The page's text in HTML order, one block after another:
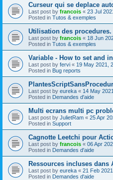
Curseur qui se deplace
Last post by francois « 23 Jul
Posted in Tutos & exemples
Utilisation des procedures.
Last post by francois « 18 Jun
Posted in Tutos & exemples
Variable - How to set and
Last post by fervi « 19 May 2021,
Posted in Bug reports
Last post by eureka « 14 May
Posted in Demandes d'aide
Multi ecrans multi pc
Last post by JulietRam « 25 Apr
Posted in Support
Cagnotte Leetchi pour
Last post by francois « 06 Apr
Posted in Demandes d'aide
Ressources incluses dans
Last post by eureka « 21 Feb
Posted in Demandes d'aide